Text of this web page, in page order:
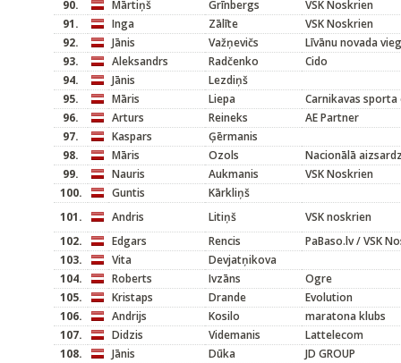
90.
Mārtiņš Grīnbergs
VSK Noskrien
91.
Inga Zālīte
VSK Noskrien
92.
Jānis Važņevičs
Līvānu novada
93.
Aleksandrs Radčenko
Cido
94.
Jānis
Lezdiņš
95.
Māris Liepa
Carnikavas sporta
96.
Arturs Reineks
AE Partner
97.
Kaspars
Ģērmanis
98.
Māris Ozols
Nacionālā
99.
Nauris Aukmanis
VSK Noskrien
100.
Guntis
Kārkliņš
101.
Andris Litiņš
VSK noskrien
102.
Edgars Rencis
PaBaso.lv / VSK
103.
Vita
Devjatņikova
104.
Roberts Ivzāns
Ogre
105.
Kristaps Drande
Evolution
106.
Andrijs Kosilo
maratona klubs
107.
Didzis Videmanis
Lattelecom
108.
Jānis Dūka
JD GROUP